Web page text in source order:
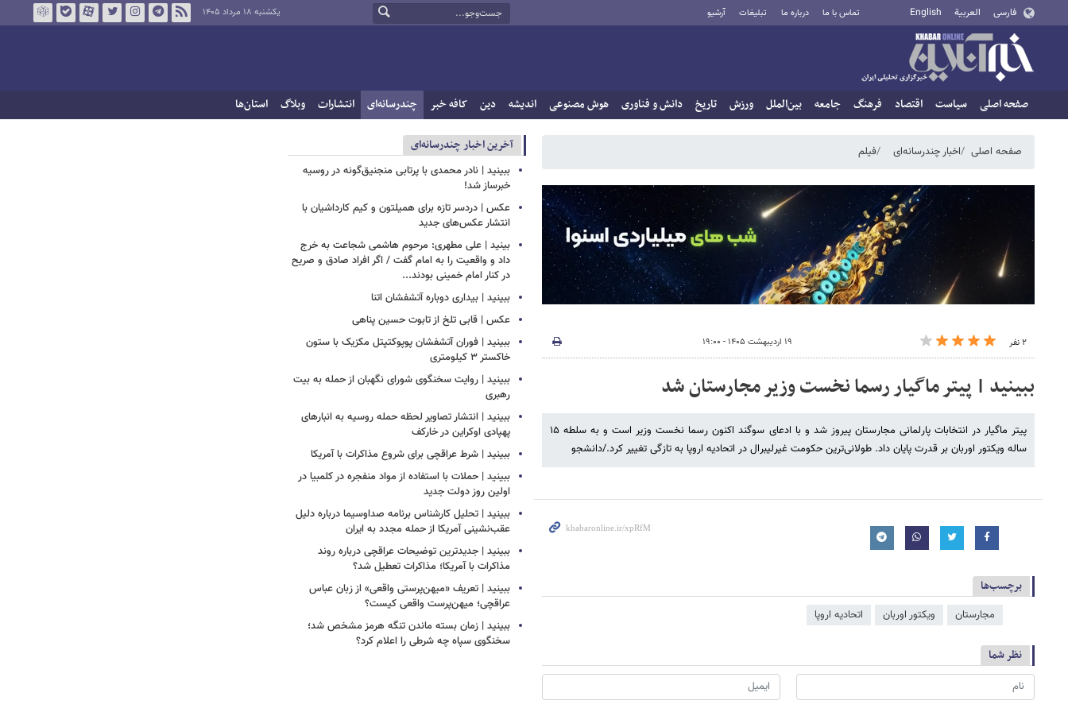
فارسی العربية English تماس با ما درباره ما تبلیغات آرشیو یکشنبه ۱۸ مرداد ۱۴۰۵
صفحه اصلی سیاست اقتصاد فرهنگ جامعه بین‌الملل ورزش تاریخ دانش و فناوری هوش مصنوعی اندیشه دین کافه خبر چندرسانه‌ای انتشارات وبلاگ استان‌ها
صفحه اصلی اخبار چندرسانه‌ای فیلم
۲ نفر ۱۹ اردیبهشت ۱۴۰۵ - ۱۹:۰۰
ببینید | پیتر ماگیار رسما نخست وزیر مجارستان شد
پیتر ماگیار در انتخابات پارلمانی مجارستان پیروز شد و با ادعای سوگند اکنون رسما نخست وزیر است و به سلطه ۱۵
ساله ویکتور اوربان بر قدرت پایان داد. طولانی‌ترین حکومت غیرلیبرال در اتحادیه اروپا به تازگی تغییر کرد./دانشجو
برچسب‌ها
مجارستان ویکتور اوربان اتحادیه اروپا
نظر شما
آخرین اخبار چندرسانه‌ای
ببینید | نادر محمدی با پرتابی منجنیق‌گونه در روسیه
خبرساز شد!
عکس | دردسر تازه برای همیلتون و کیم کارداشیان با
انتشار عکس‌های جدید
بینید | علی مطهری: مرحوم هاشمی شجاعت به خرج
داد و واقعیت را به امام گفت / اگر افراد صادق و صریح
در کنار امام خمینی بودند...
ببینید | بیداری دوباره آتشفشان اتنا
عکس | قابی تلخ از تابوت حسین پناهی
ببینید | فوران آتشفشان پوپوکتپتل مکزیک با ستون
خاکستر ۳ کیلومتری
ببینید | روایت سخنگوی شورای نگهبان از حمله به بیت
رهبری
ببینید | انتشار تصاویر لحظه حمله روسیه به انبارهای
پهپادی اوکراین در خارکف
ببینید | شرط عراقچی برای شروع مذاکرات با آمریکا
ببینید | حملات با استفاده از مواد منفجره در کلمبیا در
اولین روز دولت جدید
ببینید | تحلیل کارشناس برنامه صداوسیما درباره دلیل
عقب‌نشینی آمریکا از حمله مجدد به ایران
ببینید | جدیدترین توضیحات عراقچی درباره روند
مذاکرات با آمریکا؛ مذاکرات تعطیل شد؟
ببینید | تعریف «میهن‌پرستی واقعی» از زبان عباس
عراقچی؛ میهن‌پرست واقعی کیست؟
ببینید | زمان بسته ماندن تنگه هرمز مشخص شد؛
سخنگوی سپاه چه شرطی را اعلام کرد؟